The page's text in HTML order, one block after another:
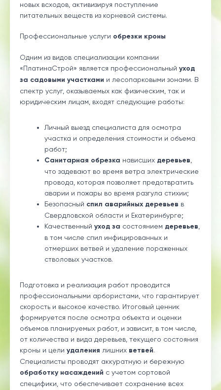
новых всходов, активизируя поступление
питательных веществ из корневой системы.
Профессиональные услуги обрезки кроны
Одним из видов специализации компании
«ПлатинаСтрой» является профессиональный уход
за садовыми участками и лесопарковыми зонами. В
спектр услуг, оказываемых как физическим, так и
юридическим лицам, входят следующие работы:
Личный выезд специалиста для осмотра
участка и определения стоимости и объема
работ;
Санитарная обрезка нависших деревьев
что задевают во время ветра электрические
провода, которая позволяет предотвратить
аварии и пожары во время разгула стихии;
Безопасный спил аварийных деревьев в
Свердловской области и Екатеринбурге;
Качественный уход за состоянием деревьев
в том числе спил инфицированных и
отмерших ветвей и удаление пораженных
стволовых участков.
Подготовка и реализация работ проводится
профессиональными арбористами, что гарантирует
скорость и высокое качество. Итоговый ценник
формируется после осмотра объекта и оценки
объемов планируемых работ, и зависит, в том числе,
от количества и вида деревьев, текущего состояния
кроны и цели удаления лишних ветвей.
Специалисты проводят аккуратную и бережную
обработку насаждений с учетом сортовой
специфики, что обеспечивает сохранение всех